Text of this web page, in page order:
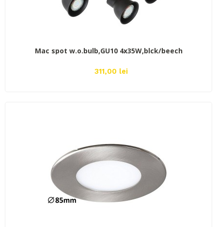
Mac spot w.o.bulb,GU10 4x35W,blck/beech
311,00 lei